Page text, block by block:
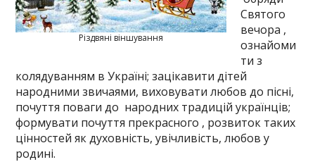
Різдвяні віншування
Святого
вечора ,
ознайоми
ти з
колядуванням в Україні; зацікавити дітей
народними звичаями, виховувати любов до пісні,
почуття поваги до народних традицій українців;
формувати почуття прекрасного , розвиток таких
цінностей як духовність, увічливість, любов у
родині.